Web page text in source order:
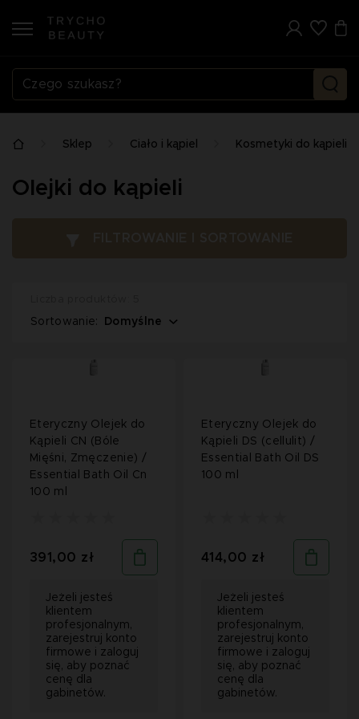
Sklep Ciało i kąpiel Kosmetyki do kąpieli
Olejki do kąpieli
Sortowanie: Domyślne
Eteryczny Olejek do
Kąpieli CN (Bóle
Mięśni, Zmęczenie) /
Essential Bath Oil Cn
100 ml
391,00 zł
Jeżeli jesteś
klientem
profesjonalnym,
zarejestruj konto
firmowe i zaloguj
się, aby poznać
cenę dla
gabinetów.
Eteryczny Olejek do
Kąpieli DS (cellulit) /
Essential Bath Oil DS
100 ml
414,00 zł
Jeżeli jesteś
klientem
profesjonalnym,
zarejestruj konto
firmowe i zaloguj
się, aby poznać
cenę dla
gabinetów.